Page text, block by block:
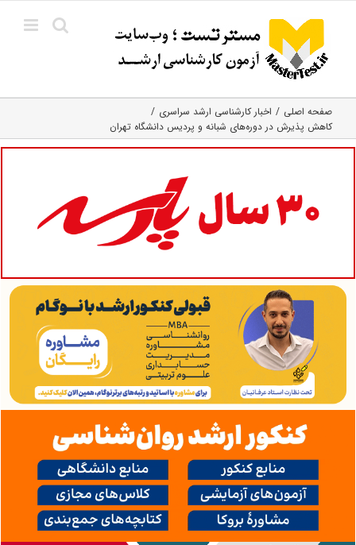
content
صفحه اصلی
اخبار کارشناسی ارشد سراسری
کاهش پذیرش در دوره‌های شبانه و پردیس دانشگاه تهران